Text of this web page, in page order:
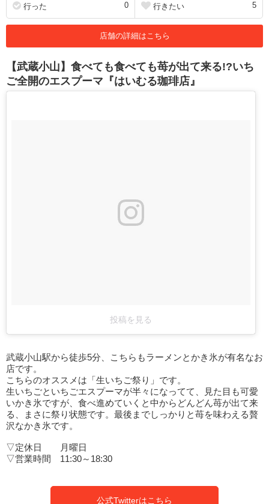
行った 0 行きたい 5
店舗の詳細はこちら
【武蔵小山】食べても食べても苺が出て来る!?いち
ご全開のエスプーマ『はいむる珈琲店』
投稿を見る
武蔵小山駅から徒歩5分、こちらもラーメンとかき氷が有名なお
店です。
こちらのオススメは「生いちご祭り」です。
生いちごといちごエスプーマが半々になってて、見た目も可愛
いかき氷ですが、食べ進めていくと中からどんどん苺が出て来
る、まさに祭り状態です。最後までしっかりと苺を味わえる贅
沢なかき氷です。
▽定休日 月曜日
▽営業時間 11:30～18:30
公式Twitterはこちら